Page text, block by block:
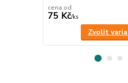
cena od
75 Kč/ks
Zvolit